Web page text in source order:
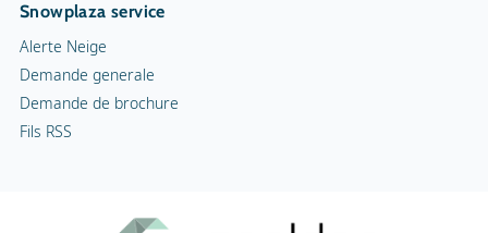
Snowplaza service
Alerte Neige
Demande generale
Demande de brochure
Fils RSS